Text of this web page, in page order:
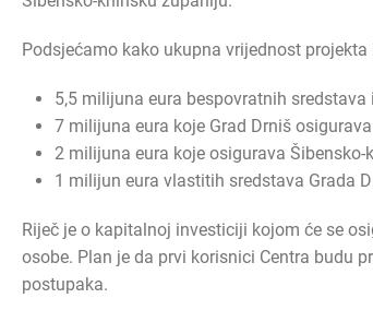
Podsjećamo kako ukupna vrijednost
5,5 milijuna eura bespovratnih
7 milijuna eura koje Grad Drniš
2 milijuna eura koje osigurava
1 milijun eura vlastitih sredstava Grada
Riječ je o kapitalnoj investiciji kojom će se
osobe. Plan je da prvi korisnici Centra budu
postupaka.